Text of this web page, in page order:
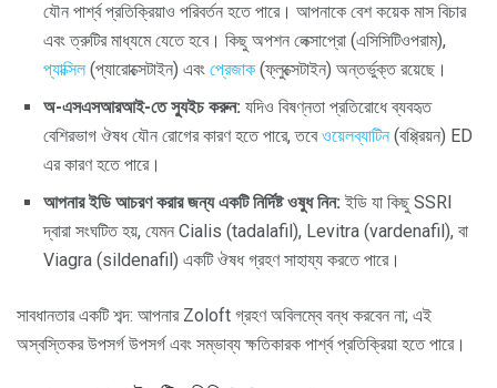
যৌন পার্শ্ব প্রতিক্রিয়াও পরিবর্তন হতে পারে। আপনাকে বেশ কয়েক মাস বিচার
এবং ত্রুটির মাধ্যমে যেতে হবে। কিছু অপশন লেক্সাপ্রো (এসিসিটিওপরাম),
প্যাক্সিল (প্যারোক্সেটাইন) এবং প্রেজাক (ফ্লুক্সেটাইন) অন্তর্ভুক্ত রয়েছে।
অ-এসএসআরআই-তে স্যুইচ করুন: যদিও বিষণ্নতা প্রতিরোধে ব্যবহৃত
বেশিরভাগ ঔষধ যৌন রোগের কারণ হতে পারে, তবেওয়েলব্যাটিন (বপ্প্রিয়ন) ED
এর কারণ হতে পারে।
আপনার ইডি আচরণ করার জন্য একটি নির্দিষ্ট ওষুধ নিন: ইডি যা কিছু SSRI
দ্বারা সংঘটিত হয়, যেমন Cialis (tadalafil), Levitra (vardenafil), বা
Viagra (sildenafil) একটি ঔষধ গ্রহণ সাহায্য করতে পারে।
সাবধানতার একটি শব্দ: আপনার Zoloft গ্রহণ অবিলম্বে বন্ধ করবেন না; এই
অস্বস্তিকর উপসর্গ উপসর্গ এবং সম্ভাব্য ক্ষতিকারক পার্শ্ব প্রতিক্রিয়া হতে পারে।